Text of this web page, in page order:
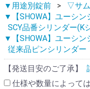
▼用途別錠前
▽サ
▼【SHOWA】ユーシン
SCY品番シリンダー(K
▼【SHOWA】ユーシン
従来品ピンシリンダー
【発送目安のご了承】
仕様や数量によって